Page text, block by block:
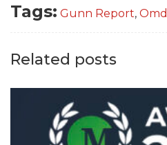
Tags: Gunn Report, Omd
Related posts